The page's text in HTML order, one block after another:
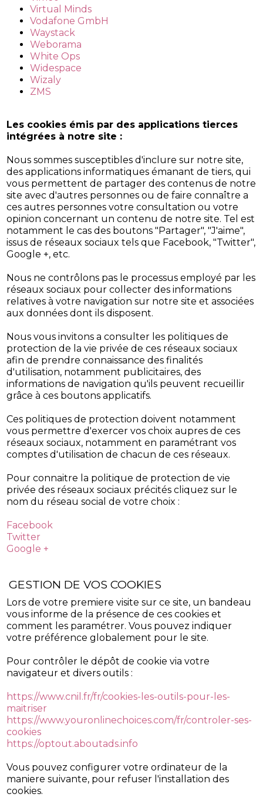
Virtual Minds
Vodafone GmbH
Waystack
Weborama
White Ops
Widespace
Wizaly
ZMS
Les cookies émis par des applications tierces
intégrées à notre site :
Nous sommes susceptibles d'inclure sur notre site,
des applications informatiques émanant de tiers, qui
vous permettent de partager des contenus de notre
site avec d'autres personnes ou de faire connaître a
ces autres personnes votre consultation ou votre
opinion concernant un contenu de notre site. Tel est
notamment le cas des boutons "Partager", "J'aime",
issus de réseaux sociaux tels que Facebook, "Twitter",
Google +, etc.
Nous ne contrôlons pas le processus employé par les
réseaux sociaux pour collecter des informations
relatives à votre navigation sur notre site et associées
aux données dont ils disposent.
Nous vous invitons a consulter les politiques de
protection de la vie privée de ces réseaux sociaux
afin de prendre connaissance des finalités
d'utilisation, notamment publicitaires, des
informations de navigation qu'ils peuvent recueillir
grâce à ces boutons applicatifs.
Ces politiques de protection doivent notamment
vous permettre d'exercer vos choix aupres de ces
réseaux sociaux, notamment en paramétrant vos
comptes d'utilisation de chacun de ces réseaux.
Pour connaitre la politique de protection de vie
privée des réseaux sociaux précités cliquez sur le
nom du réseau social de votre choix :
Facebook
Twitter
Google +
GESTION DE VOS COOKIES
Lors de votre premiere visite sur ce site, un bandeau
vous informe de la présence de ces cookies et
comment les paramétrer. Vous pouvez indiquer
votre préférence globalement pour le site.
Pour contrôler le dépôt de cookie via votre
navigateur et divers outils :
https://www.cnil.fr/fr/cookies-les-outils-pour-les-
maitriser
https://www.youronlinechoices.com/fr/controler-ses-
cookies
https://optout.aboutads.info
Vous pouvez configurer votre ordinateur de la
maniere suivante, pour refuser l'installation des
cookies.